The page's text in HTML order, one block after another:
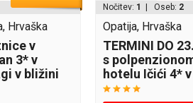
Hrvaška
v
3* v
v bližini
Nočitev: 1 | Oseb: 2
Opatija, Hrvaška
TERMINI DO
s
hotelu Ičići 4*